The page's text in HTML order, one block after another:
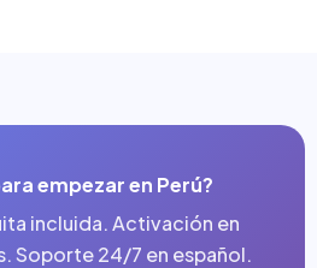
empezar en Perú?
incluida. Activación en
Soporte 24/7 en español.